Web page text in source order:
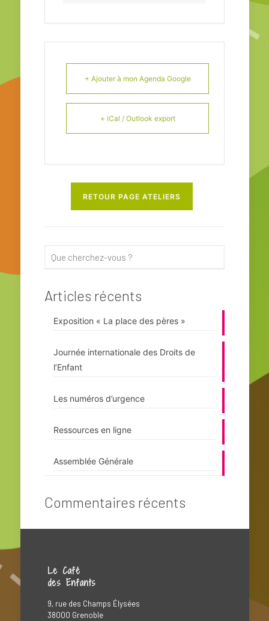
+ Ajouter à mon Agenda Google
+ iCal / Outlook export
RETOUR PAGE ATELIERS
Articles récents
Exposition « La place des pères »
Journée internationale des Droits de
l’Enfant
Les numéros d’urgence
Ressources en ligne
Assemblée Générale
Commentaires récents
Le Café
des Enfants
9, rue des Champs Élysées
38000 Grenoble